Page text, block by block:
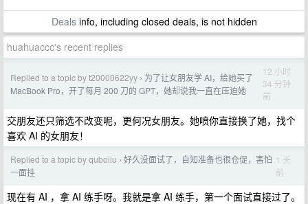
Dealsinfo, including closed deals, is not hidden
huahuaccc's recent replies
Replied to a topic by t20000622yy › 为了让女朋友学 AI，给她买了
MacBook Pro，开了每月 200 刀的 GPT，她却说我一直在压迫她
12 小时
34 分钟
前
交朋友还只筛选不改变呢，更何况女朋友。她喷你直接换了她，找个
喜欢 AI 的女朋友！
Replied to a topic by quboliu › 好久没面试了，自知准备也很仓促，害怕
一面挂
1 天
前
现在有 AI ，拿 AI 练手呀。我就是拿 AI 练手，第一个面试直接过了。